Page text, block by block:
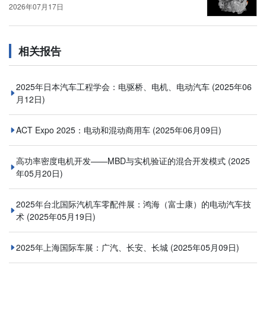
2026年07月17日
相关报告
2025年日本汽车工程学会：电驱桥、电机、电动汽车 (2025年06
月12日)
ACT Expo 2025：电动和混动商用车 (2025年06月09日)
高功率密度电机开发——MBD与实机验证的混合开发模式 (2025
年05月20日)
2025年台北国际汽机车零配件展：鸿海（富士康）的电动汽车技
术 (2025年05月19日)
2025年上海国际车展：广汽、长安、长城 (2025年05月09日)